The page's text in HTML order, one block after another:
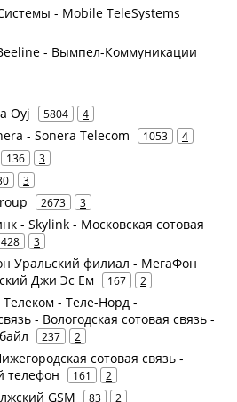
- Mobile TeleSystems
- Вымпел-Коммуникации
Oyj 5804 4
- Sonera Telecom 1053 4
136 3
3
2673 3
- Skylink - Московская сотовая
3
Уральский филиал - МегаФон
Джи Эс Ем
167 2
- Теле-Норд -
- Вологодская сотовая связь -
237 2
сотовая связь -
телефон
161 2
GSM 83 2